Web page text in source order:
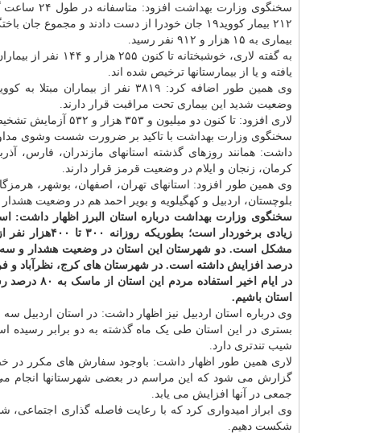
سخنگوی وزارت بهداشت
افزود: متاسفانه در
۲۱۲ بیمار کووید۱۹ جان خودرا از دست دادند و مجموع جان
بیماری به ۱۵ هزار و ۹۱۲ نفر رسید.
به گفته لاری، خوشبختانه تا کنون ۲۵۵ هزار
یافته و یا از بیمارستانها ترخیص شده اند.
وضعیت شدید این بیماری تحت مراقبت قرار دارند.
لاری افزود: تا کنون دو میلیون و ۳۵۳ هزار و ۵۳۲ آزمایش تشخیص کووید۱۹ در کشور انجام شده است.
سخنگوی وزارت بهداشت
داشت: همانند روزهای گذشته استانهای مازندران، فارس،
کرمان، زنجان و ایلام در وضعیت قرمز قرار دارند.
وی همین طور افزود: استانهای تهران، اصفهان، بوشهر،
بلوچستان، اردبیل و کهگیلویه و بویر احمد هم در وضعیت هشدار
سخنگوی وزارت بهداشت درباره استان البرز اظهار داشت:
زیادی برخوردار است؛ بطوریکه روزانه ۳۰۰ تا ۴۰۰هزار نفر از این استان به تهران
درصد افزایش داشته است. در شهرستان های کرج، نظرآباد و
در ایام
استان باشیم.
وی درباره استان اردبیل نیز اظهار داشت: در استان
بستری در این استان طی یک ماه گذشته به دو برابر رسیده
شیب تندتری دارد.
لاری همین طور اظهار داشت: باوجود سفارش های مکرر در
گزارش می شود که این مراسم در بعضی شهرستانها انجام می
جمعی در آنها افزایش می یابد.
وی ابراز امیدواری کرد که با رعایت فاصله گذاری
شکست دهیم.